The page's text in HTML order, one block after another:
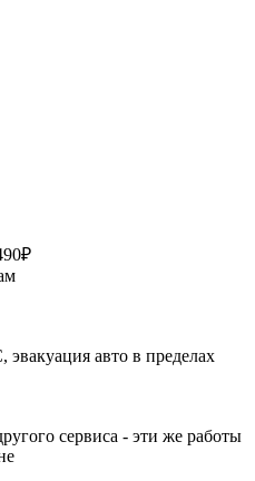
авто в пределах
сервиса - эти же работы